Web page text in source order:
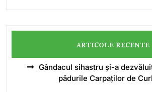
articole recente
Gândacul sihastru și-a
pădurile Carpaților de